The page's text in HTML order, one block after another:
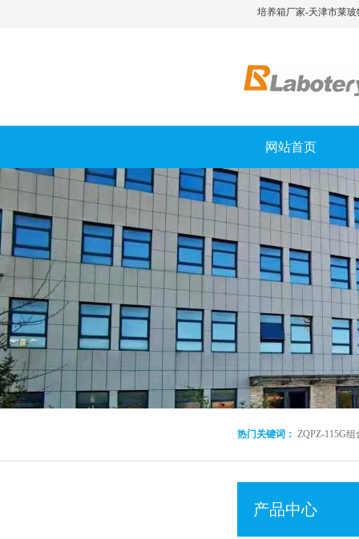
培养箱厂家-天津市莱玻
网站首页
热门关键词： ZQPZ-115G
产品中心